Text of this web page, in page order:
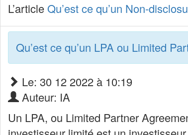
L’articleQu’est ce qu’un Non-
Qu’est ce qu’un LPA ou Limited
Le: 30 12 2022 à 10:19
Auteur: IA
Un LPA, ou Limited Partner